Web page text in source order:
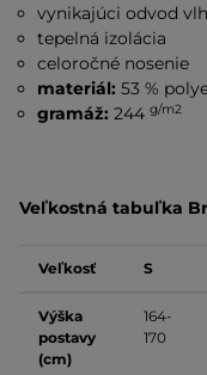
vynikajúci odvod
tepelná izolácia
celoročné nosenie
materiál:53 %
gramáž:244g/m2
Veľkostná tabuľka
Veľkosť S
Výška
postavy
(cm)
164-
170